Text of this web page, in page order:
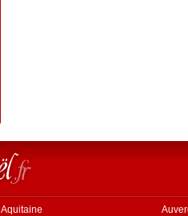
Aquitaine